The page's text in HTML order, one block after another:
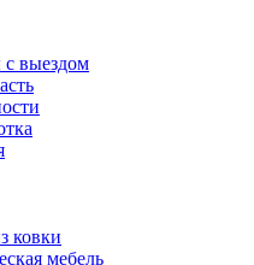
выездом
ковки
мебель